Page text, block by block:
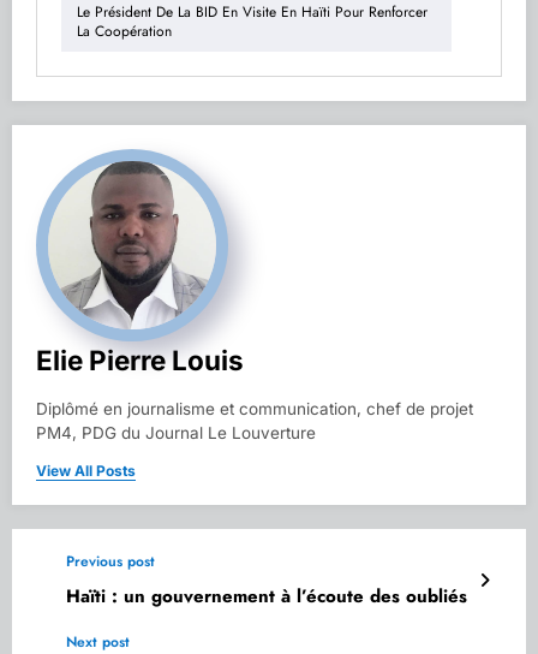
Le Président De La BID En Visite En Haïti Pour Renforcer
La Coopération
Elie Pierre Louis
Diplômé en journalisme et communication, chef de projet
PM4, PDG du Journal Le Louverture
View All Posts
Previous post
Haïti : un gouvernement à l’écoute des oubliés
Next post